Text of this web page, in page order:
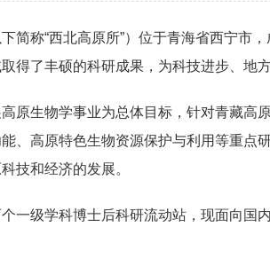
简称“西北高原所”）位于青海省西宁市
得了丰硕的科研成果，为科技进步、地
原生物学事业为总体目标，针对青藏高
、高原特色生物资源保护与利用等重点
技和经济的发展。
一级学科博士后科研流动站，现面向国